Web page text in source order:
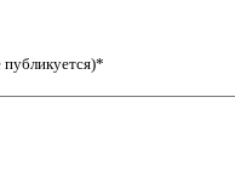
публикуется)*